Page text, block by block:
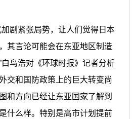
加剧紧张局势，让人们觉得日本
其言论可能会在东亚地区制造
鸟浩对《环球时报》记者分析
交和国防政策上的巨大转变尚
和方向已经让东亚国家了解到
什么样。特别是高市计划提前